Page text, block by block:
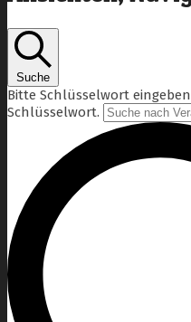
Suche
Bitte Schlüsselwort
Schlüsselwort.